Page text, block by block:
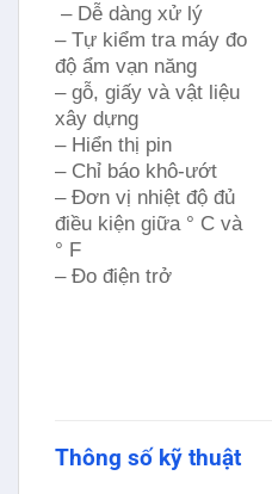
– Dễ dàng xử lý
– Tự kiểm tra máy đo
độ ẩm vạn năng
– gỗ, giấy và vật liệu
xây dựng
– Hiển thị pin
– Chỉ báo khô-ướt
– Đơn vị nhiệt độ đủ
điều kiện giữa ° C và
° F
– Đo điện trở
Thông số kỹ thuật